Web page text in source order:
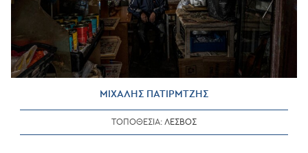
ΜΙΧΑΛΗΣ ΠΑΤΙΡΜΤΖΗΣ
ΤΟΠΟΘΕΣΙΑ: ΛΕΣΒΟΣ